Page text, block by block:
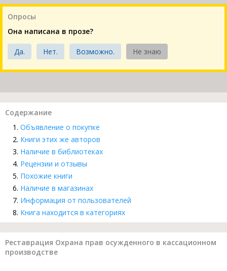
Опросы
Она написана в прозе?
Да. Нет. Возможно. Не знаю
Содержание
Объявление о покупке
Книги этих же авторов
Наличие в библиотеках
Рецензии и отзывы
Похожие книги
Наличие в магазинах
Информация от пользователей
Книга находится в категориях
Реставрация Охрана прав осужденного в кассационном
производстве